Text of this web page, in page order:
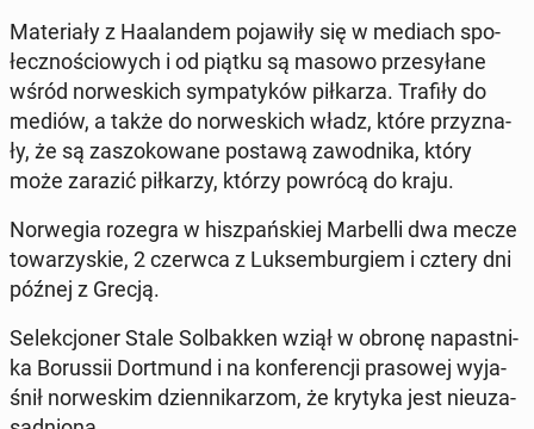
Ma­te­ria­ły z Ha­alan­dem po­ja­wi­ły się w mediach spo­
łecz­no­ścio­wych i od piątku są masowo prze­sy­ła­ne
wśród nor­we­skich sym­pa­ty­ków pił­ka­rza. Trafiły do
mediów, a także do nor­we­skich władz, które przy­zna­
ły, że są za­szo­ko­wa­ne postawą za­wod­ni­ka, który
może zarazić pił­ka­rzy, którzy powrócą do kraju.
Nor­we­gia rozegra w hisz­pań­skiej Mar­bel­li dwa mecze
to­wa­rzy­skie, 2 czerwca z Luk­sem­bur­giem i cztery dni
późnej z Grecją.
Se­lek­cjo­ner Stale Sol­bak­ken wziął w obronę na­past­ni­
ka Bo­rus­sii Do­rt­mund i na kon­fe­ren­cji pra­so­wej wy­ja­
śnił nor­we­skim dzien­ni­ka­rzom, że krytyka jest nie­uza­